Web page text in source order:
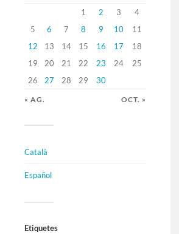
1 2 3
4
5
6 7 8 9 10
11
12
13 14 15 16 17
18
19
20 21 22 23 24
25
26
27 28 29 30
« AG. OCT. »
Català
Español
Etiquetes